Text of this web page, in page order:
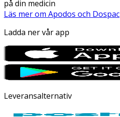
på din medicin
Läs mer om Apodos och Dospac
Ladda ner vår app
Leveransalternativ